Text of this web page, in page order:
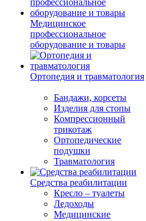
Медицинское
профессиональное
оборудование и товары
Ортопедия и травматология
Бандажи, корсеты
Изделия для стопы
Компрессионный
трикотаж
Ортопедические
подушки
Травматология
Средства реабилитации
Кресло – туалеты
Ледоходы
Медицинские